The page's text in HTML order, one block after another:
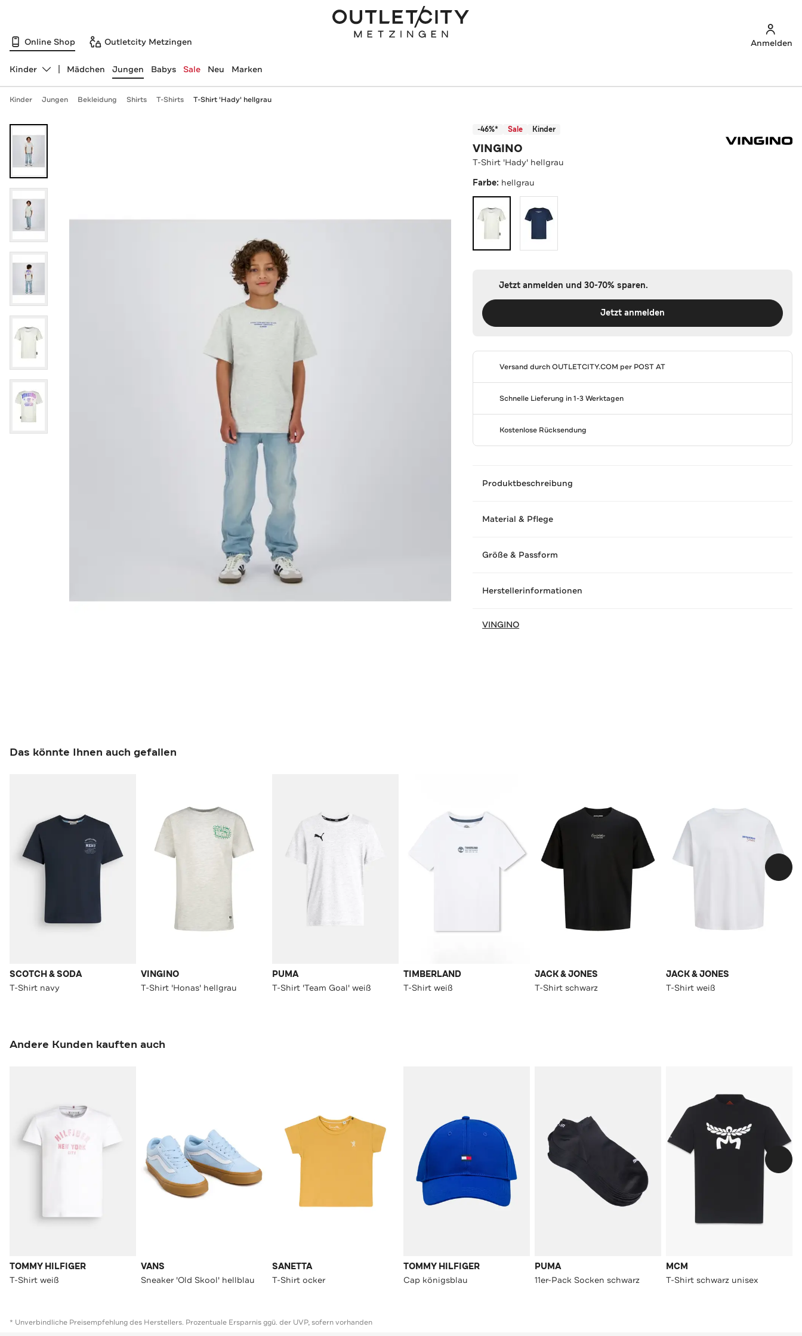
Online Shop Outletcity Metzingen Anmelden
Abteilung ändern, ausgewählt:
Kinder Mädchen Jungen Babys Sale Neu Marken
Kinder Jungen Bekleidung Shirts T-Shirts T-Shirt 'Hady' hellgrau
-46%* Sale Kinder
VINGINO
T-Shirt 'Hady' hellgrau
Farbe: hellgrau
Jetzt anmelden und 30-70% sparen.
Jetzt anmelden
Versand durchOUTLETCITY.COM per POST AT
Schnelle Lieferung in 1-3 Werktagen
Kostenlose Rücksendung
Produktbeschreibung
Material & Pflege
Größe & Passform
Herstellerinformationen
VINGINO
Das könnte Ihnen auch gefallen
SCOTCH & SODA
T-Shirt navy
VINGINO
T-Shirt 'Honas' hellgrau
PUMA
T-Shirt 'Team Goal' weiß
TIMBERLAND
T-Shirt weiß
JACK & JONES
T-Shirt schwarz
JACK & JONES
T-Shirt weiß
Andere Kunden kauften auch
TOMMY HILFIGER
T-Shirt weiß
VANS
Sneaker 'Old Skool' hellblau
SANETTA
T-Shirt ocker
TOMMY HILFIGER
Cap königsblau
PUMA
11er-Pack Socken schwarz
MCM
T-Shirt schwarz unisex
* Unverbindliche Preisempfehlung des Herstellers. Prozentuale Ersparnis ggü. der UVP, sofern vorhanden